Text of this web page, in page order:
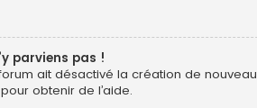
parviens pas !
ait désactivé la création de
obtenir de l’aide.